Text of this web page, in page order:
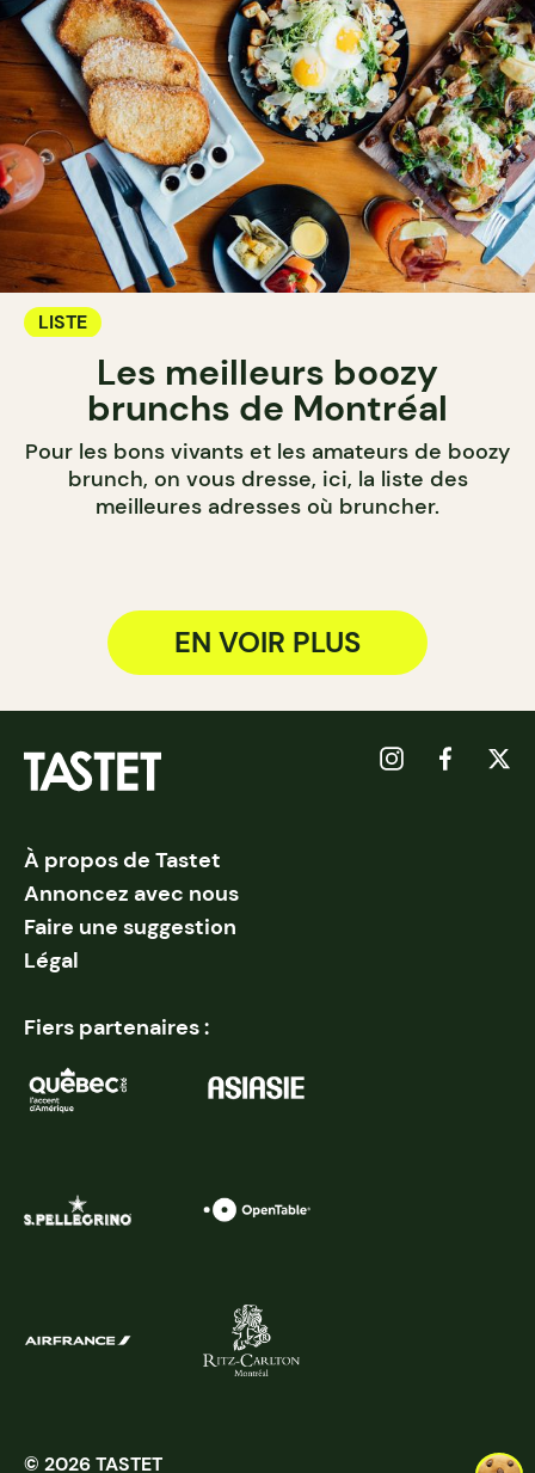
LISTE
Les meilleurs boozy
brunchs de Montréal
Pour les bons vivants et les amateurs de boozy
brunch, on vous dresse, ici, la liste des
meilleures adresses où bruncher.
EN VOIR PLUS
À propos de Tastet
Annoncez avec nous
Faire une suggestion
Légal
Fiers partenaires :
© 2026 TASTET